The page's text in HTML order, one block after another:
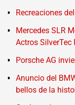
Recreaciones
Mercedes SLR
Actros SilverTec
Porsche AG
Anuncio del
bellos de la